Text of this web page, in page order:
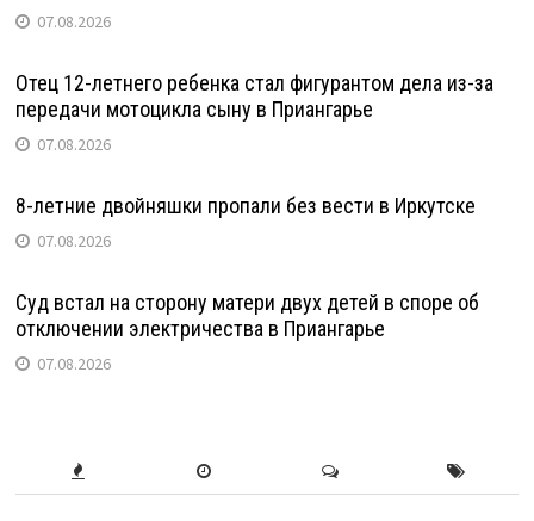
07.08.2026
Отец 12-летнего ребенка стал фигурантом дела из-за
передачи мотоцикла сыну в Приангарье
07.08.2026
8-летние двойняшки пропали без вести в Иркутске
07.08.2026
Суд встал на сторону матери двух детей в споре об
отключении электричества в Приангарье
07.08.2026